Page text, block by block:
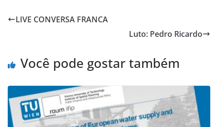
LIVE CONVERSA FRANCA
Luto: Pedro Ricardo
Você pode gostar também